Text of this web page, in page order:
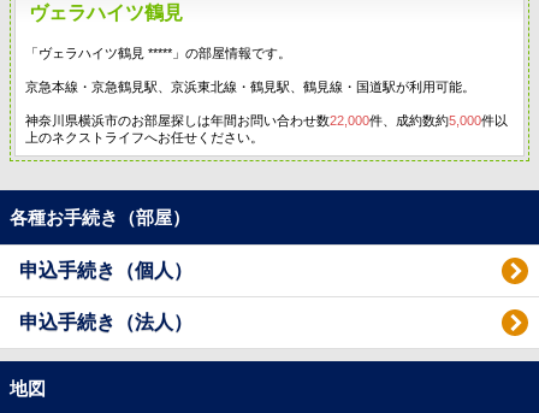
ヴェラハイツ鶴見
「ヴェラハイツ鶴見 *****」の部屋情報です。
京急本線・京急鶴見駅、京浜東北線・鶴見駅、鶴見線・国道駅が利用可能。
神奈川県横浜市のお部屋探しは年間お問い合わせ数22,000件、成約数約5,000件以
上のネクストライフへお任せください。
各種お手続き（部屋）
申込手続き（個人）
申込手続き（法人）
地図